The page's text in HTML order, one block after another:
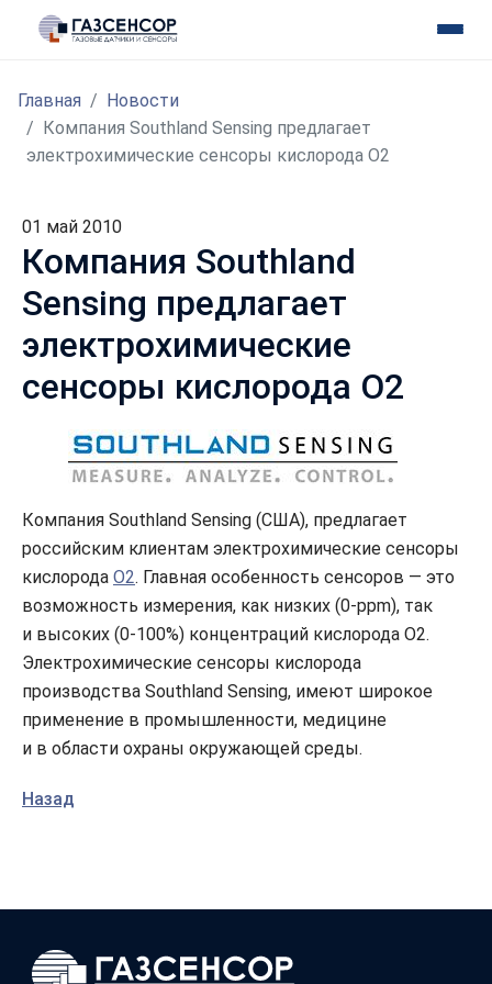
Главная
Новости
Компания Southland Sensing предлагает
электрохимические сенсоры кислорода O2
01 май 2010
Компания Southland
Sensing предлагает
электрохимические
сенсоры кислорода O2
Компания Southland Sensing (США), предлагает
российским клиентам электрохимические сенсоры
кислорода O2. Главная особенность сенсоров — это
возможность измерения, как низких (0-ppm), так
и высоких (0-100%) концентраций кислорода O2.
Электрохимические сенсоры кислорода
производства Southland Sensing, имеют широкое
применение в промышленности, медицине
и в области охраны окружающей среды.
Назад